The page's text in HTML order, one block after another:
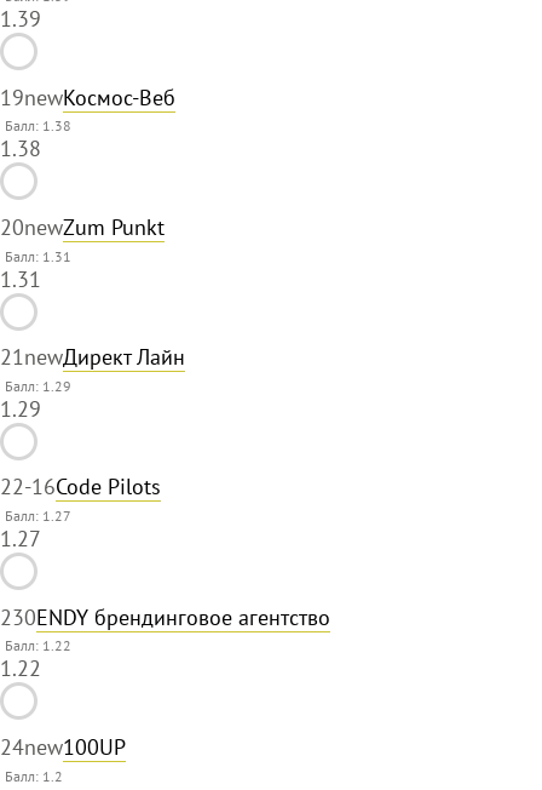
1.39
19newКосмос-Веб
Балл: 1.38
1.38
20newZum Punkt
Балл: 1.31
1.31
21newДирект Лайн
Балл: 1.29
1.29
22-16Code Pilots
Балл: 1.27
1.27
230ENDY брендинговое агентство
Балл: 1.22
1.22
24new100UP
Балл: 1.2